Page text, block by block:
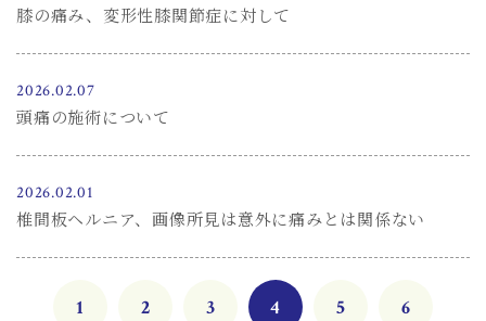
膝の痛み、変形性膝関節症に対して
2026.02.07
頭痛の施術について
2026.02.01
椎間板ヘルニア、画像所見は意外に痛みとは関係ない
1 2 3 4 5 6